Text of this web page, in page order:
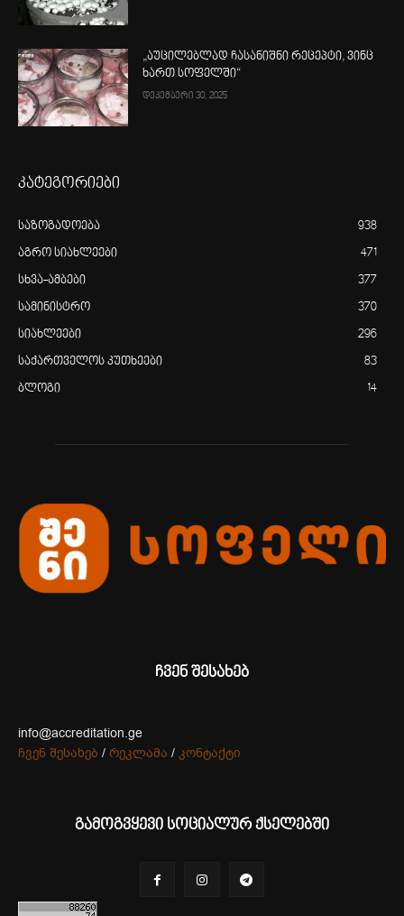
„აუცილებლად ჩასანიშნი რეცეპტი, ვინც
ხართ სოფელში“
დეკემბერი 30, 2025
კატეგორიები
საზოგადოება 938
აგრო სიახლეები 471
სხვა-ამბები 377
სამინისტრო 370
სიახლეები 296
საქართველოს კუთხეები 83
ბლოგი 14
ჩვენ შესახებ
info@accreditation.ge
ჩვენ შესახებ / რეკლამა / კონტაქტი
გამოგვყევი სოციალურ ქსელებში